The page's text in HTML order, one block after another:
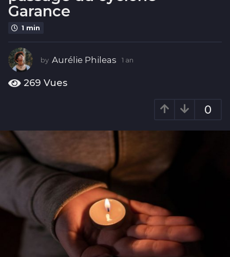
n
Garance
1 min
by Aurélie Phileas 1 an
269 Vues
0